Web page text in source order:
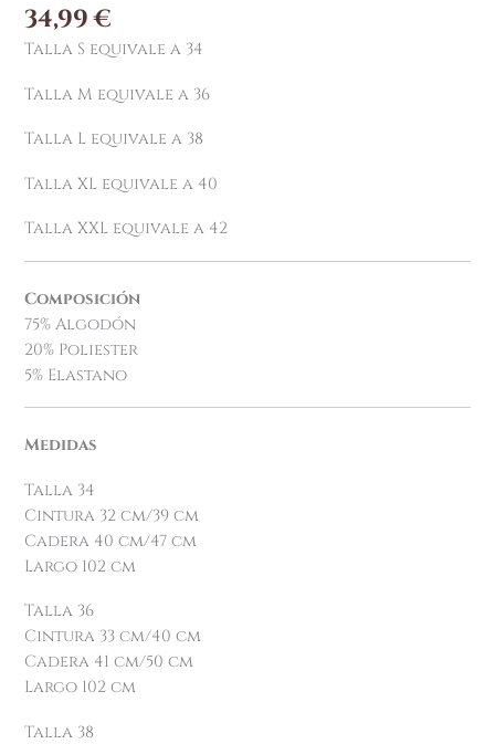
34,99€
Talla S equivale a 34
Talla M equivale a 36
Talla L equivale a 38
Talla XL equivale a 40
Talla XXL equivale a 42
Composición
75% Algodón
20% Poliester
5% Elastano
Medidas
Talla 34
Cintura 32 cm/39 cm
Cadera 40 cm/47 cm
Largo 102 cm
Talla 36
Cintura 33 cm/40 cm
Cadera 41 cm/50 cm
Largo 102 cm
Talla 38